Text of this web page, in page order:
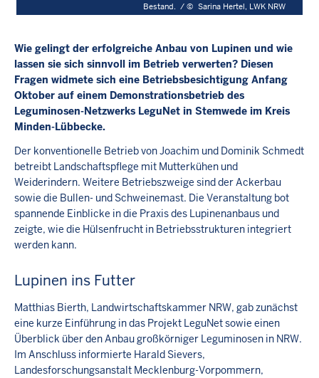
Bestand. /© Sarina Hertel, LWK NRW
Wie gelingt der erfolgreiche Anbau von Lupinen und wie
lassen sie sich sinnvoll im Betrieb verwerten? Diesen
Fragen widmete sich eine Betriebsbesichtigung Anfang
Oktober auf einem Demonstrationsbetrieb des
Leguminosen-Netzwerks LeguNet in Stemwede im Kreis
Minden-Lübbecke.
Der konventionelle Betrieb von Joachim und Dominik Schmedt
betreibt Landschaftspflege mit Mutterkühen und
Weiderindern. Weitere Betriebszweige sind der Ackerbau
sowie die Bullen- und Schweinemast. Die Veranstaltung bot
spannende Einblicke in die Praxis des Lupinenanbaus und
zeigte, wie die Hülsenfrucht in Betriebsstrukturen integriert
werden kann.
Lupinen ins Futter
Matthias Bierth, Landwirtschaftskammer NRW, gab zunächst
eine kurze Einführung in das Projekt LeguNet sowie einen
Überblick über den Anbau großkörniger Leguminosen in NRW.
Im Anschluss informierte Harald Sievers,
Landesforschungsanstalt Mecklenburg-Vorpommern,